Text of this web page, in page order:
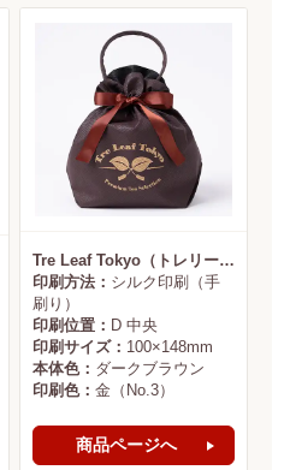
Tre Leaf Tokyo（トレリーフ東京） 様
印刷方法： シルク印刷（手
刷り）
印刷位置： D 中央
印刷サイズ： 100×148mm
本体色： ダークブラウン
印刷色： 金（No.3）
商品ページへ